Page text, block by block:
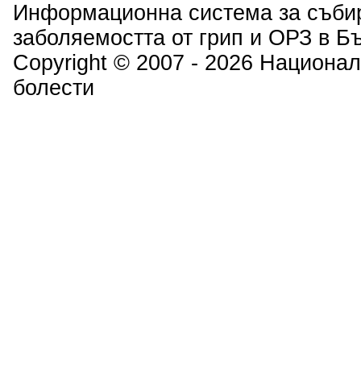
Информационна система за
заболяемостта от грип и ОРЗ в
Copyright © 2007 - 2026
болести